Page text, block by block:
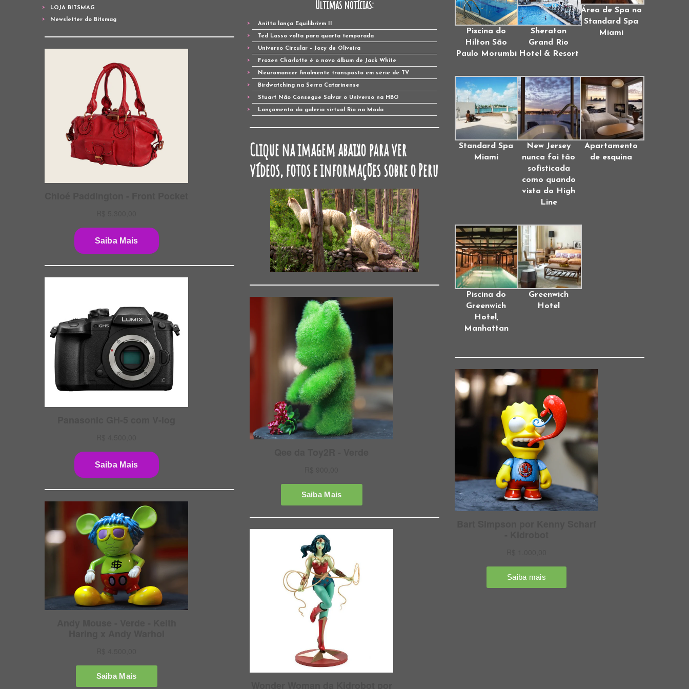
LOJA BITSMAG
Newsletter do Bitsmag
Últimas notícias:
Anitta lança Equilibrivm II
Ted Lasso volta para quarta temporada
Universo Circular – Jocy de Oliveira
Frozen Charlotte é o novo álbum de Jack White
Neuromancer finalmente transposto em série de TV
Birdwatching na Serra Catarinense
Stuart Não Consegue Salvar o Universo na HBO
Lançamento da galeria virtual Rio na Moda
Clique na imagem abaixo para ver
vídeos, fotos e informações sobre o Peru
Piscina do
Hilton São
Paulo Morumbi
Sheraton
Grand Rio
Hotel & Resort
Área de Spa no
Standard Spa
Miami
Standard Spa
Miami
New Jersey
nunca foi tão
sofisticada
como quando
vista do High
Line
Apartamento
de esquina
Piscina do
Greenwich
Hotel,
Manhattan
Greenwich
Hotel